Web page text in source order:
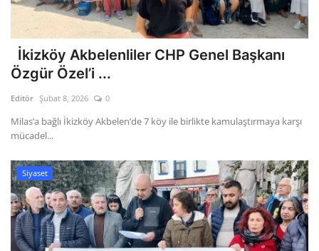
İkizköy Akbelenliler CHP Genel Başkanı
Özgür Özel’i ...
Editör Şubat 8, 2026 0
Milas’a bağlı İkizköy Akbelen’de 7 köy ile birlikte kamulaştırmaya karşı
mücadel...
Siyaset